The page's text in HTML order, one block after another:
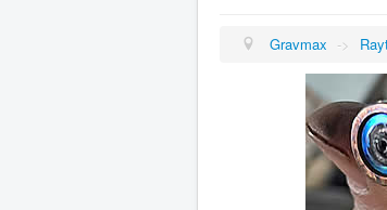
Gravmax ->